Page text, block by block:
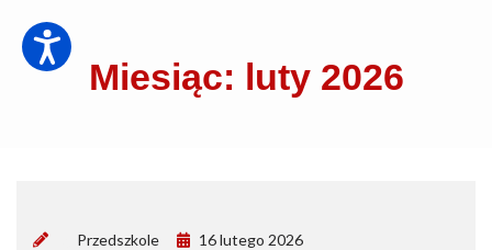
Miesiąc: luty 2026
Przedszkole 16 lutego 2026